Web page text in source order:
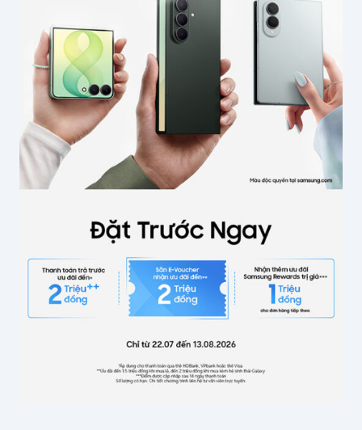
Tên của bạn*
Email
Lưu thông tin cho lần bình luận sau
Gửi bình luận